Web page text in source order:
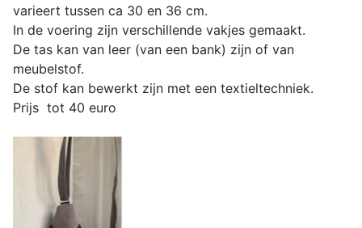
varieert tussen ca 30 en 36 cm.
In de voering zijn verschillende vakjes gemaakt.
De tas kan van leer (van een bank) zijn of van
meubelstof.
De stof kan bewerkt zijn met een textieltechniek.
Prijs tot 40 euro